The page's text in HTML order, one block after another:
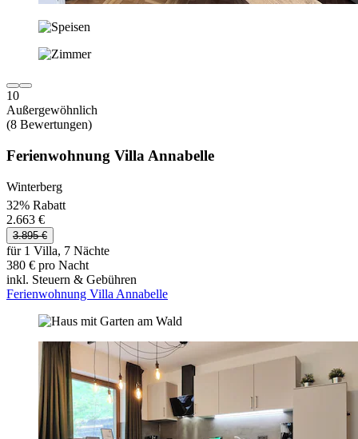
10
Außergewöhnlich
(8 Bewertungen)
Ferienwohnung Villa Annabelle
Winterberg
32% Rabatt
2.663 €
3.895 €
für 1 Villa, 7 Nächte
380 € pro Nacht
inkl. Steuern & Gebühren
Ferienwohnung Villa Annabelle